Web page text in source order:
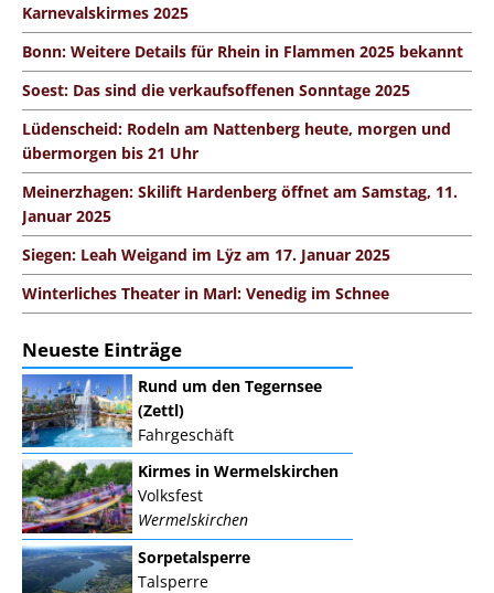
Karnevalskirmes 2025
Bonn: Weitere Details für Rhein in Flammen 2025 bekannt
Soest: Das sind die verkaufsoffenen Sonntage 2025
Lüdenscheid: Rodeln am Nattenberg heute, morgen und
übermorgen bis 21 Uhr
Meinerzhagen: Skilift Hardenberg öffnet am Samstag, 11.
Januar 2025
Siegen: Leah Weigand im Lÿz am 17. Januar 2025
Winterliches Theater in Marl: Venedig im Schnee
Neueste Einträge
Rund um den Tegernsee
(Zettl)
Fahrgeschäft
Kirmes in Wermelskirchen
Volksfest
Wermelskirchen
Sorpetalsperre
Talsperre